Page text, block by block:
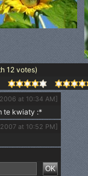
12 votes)
at 10:34 AM]
te kwiaty :*
at 10:52 PM]